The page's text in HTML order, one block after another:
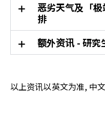
恶劣天气及「
排
额外资讯 - 研究
以上资讯以英文为准, 中